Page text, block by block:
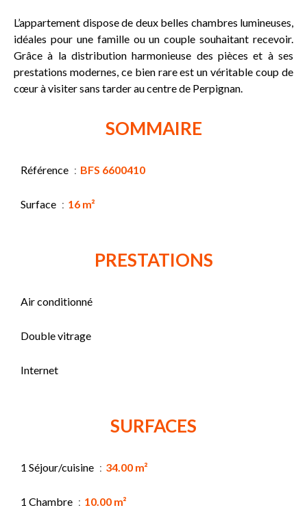
L’appartement dispose de deux belles chambres lumineuses,
idéales pour une famille ou un couple souhaitant recevoir.
Grâce à la distribution harmonieuse des pièces et à ses
prestations modernes, ce bien rare est un véritable coup de
cœur à visiter sans tarder au centre de Perpignan.
SOMMAIRE
Référence BFS 6600410
Surface 16 m²
PRESTATIONS
Air conditionné
Double vitrage
Internet
SURFACES
1 Séjour/cuisine 34.00 m²
1 Chambre 10.00 m²